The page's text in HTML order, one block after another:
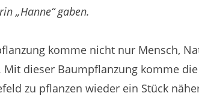
„Hanne“ gaben.
komme nicht nur Mensch,
Mit dieser Baumpflanzung komme
zu pflanzen wieder ein Stück